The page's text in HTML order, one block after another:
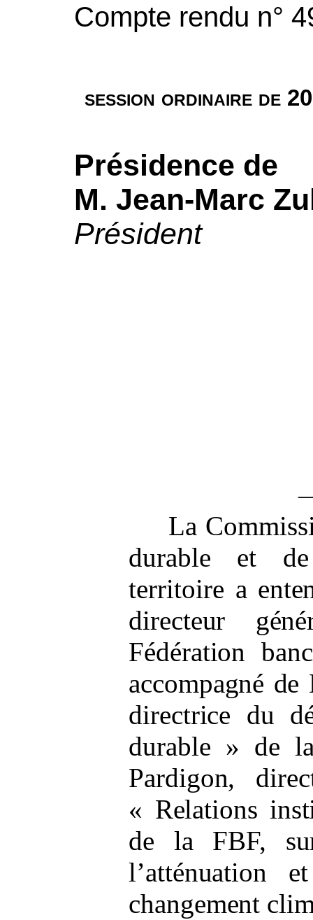
Compte rendu n°
session ordinaire de
Présidence de
M. Jean-Marc
Président
La
durable et de
territoire a
directeur
Fédération
accompagné de
directrice du
durable » de
Pardigon,
« Relations
de la FBF,
l’atténuation
changement